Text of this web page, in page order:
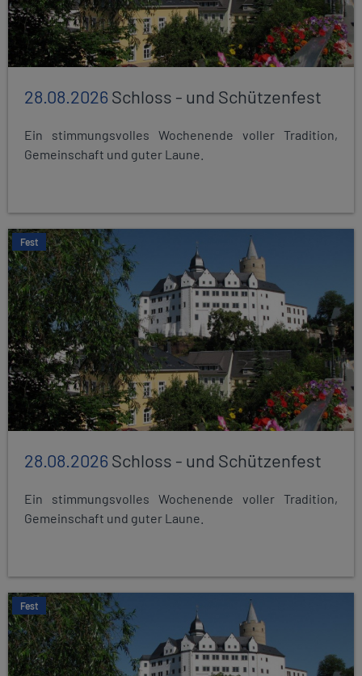
28.08.2026Schloss - und Schützenfest
Ein stimmungsvolles Wochenende voller Tradition,
Gemeinschaft und guter Laune.
Fest
28.08.2026Schloss - und Schützenfest
Ein stimmungsvolles Wochenende voller Tradition,
Gemeinschaft und guter Laune.
Fest